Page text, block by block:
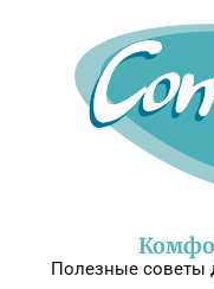
Полезные советы